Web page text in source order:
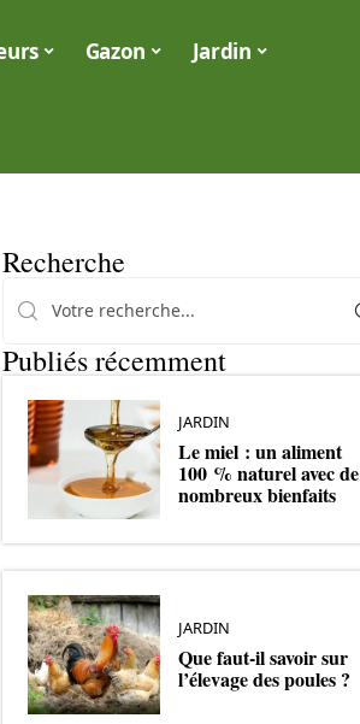
Gazon Jardin
Recherche
Publiés récemment
JARDIN
Le miel : un aliment
100 % naturel avec de
nombreux bienfaits
JARDIN
Que faut-il savoir sur
l’élevage des poules ?